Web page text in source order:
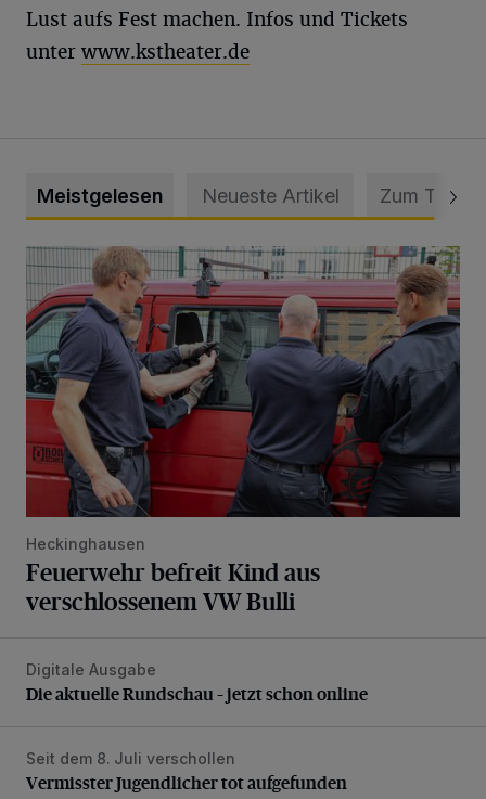
Lust aufs Fest machen. Infos und Tickets
unter www.kstheater.de
Meistgelesen Neueste Artikel Zum Thema
Feuerwehr befreit Kind aus verschlossenem VW Bulli
Heckinghausen
Feuerwehr befreit Kind aus
verschlossenem VW Bulli
Die aktuelle Rundschau – jetzt schon online
Digitale Ausgabe
Die aktuelle Rundschau – jetzt schon online
Vermisster Jugendlicher tot aufgefunden
Seit dem 8. Juli verschollen
Vermisster Jugendlicher tot aufgefunden